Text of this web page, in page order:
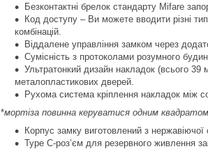
Безконтактні брелок стандарту Mifare
Код доступу – Ви можете вводити різні
комбінацій.
Віддалене управління замком через
Сумісність з протоколами розумного
Ультратонкий дизайн накладок (всього
металопластикових дверей.
Рухома система кріплення накладок між
*мортіза повинна керуватися одним квадратом
Корпус замку виготовлений з нержавіючої
Type C-роз’єм для резервного живлення